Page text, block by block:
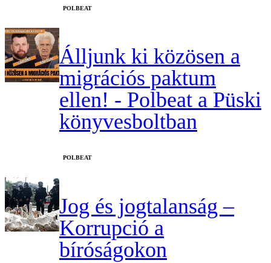
‎POLBEAT
Álljunk ki közösen a
migrációs paktum
ellen! - Polbeat a Püski
könyvesboltban
‎POLBEAT
Jog és jogtalanság –
Korrupció a
bíróságokon